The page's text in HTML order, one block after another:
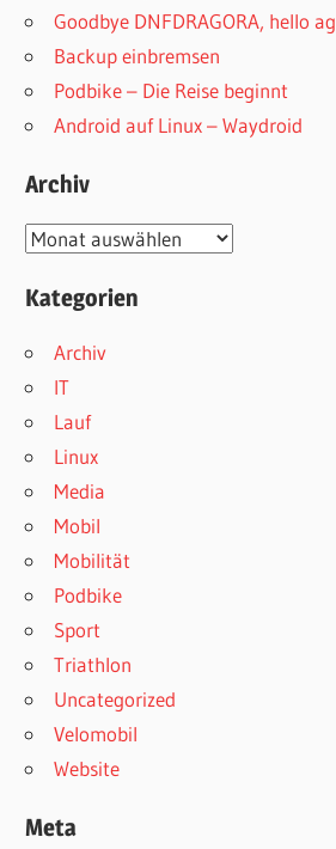
Goodbye DNFDRAGORA, hello
Backup einbremsen
Podbike – Die Reise beginnt
Android auf Linux – Waydroid
Archiv
Archiv
Kategorien
Archiv
IT
Lauf
Linux
Media
Mobil
Mobilität
Podbike
Sport
Triathlon
Uncategorized
Velomobil
Website
Meta